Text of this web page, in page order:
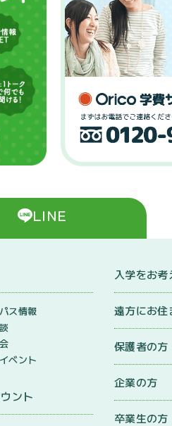
LINE
ス情報
ベント
ント
入学をお考
遠方にお住
保護者の方
企業の方
卒業生の方